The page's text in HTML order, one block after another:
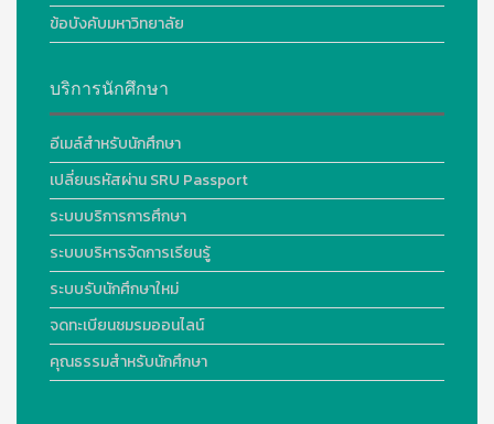
ข้อบังคับมหาวิทยาลัย
บริการนักศึกษา
อีเมล์สำหรับนักศึกษา
เปลี่ยนรหัสผ่าน SRU Passport
ระบบบริการการศึกษา
ระบบบริหารจัดการเรียนรู้
ระบบรับนักศึกษาใหม่
จดทะเบียนชมรมออนไลน์
คุณธรรมสำหรับนักศึกษา